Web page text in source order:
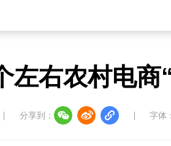
左右农村电商
分享到： 字体：